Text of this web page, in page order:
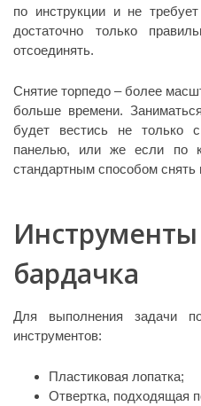
по инструкции и не
достаточно только
отсоединять.
Снятие торпедо – более
больше времени.
будет вестись не
панелью, или же если по
стандартным способом снять
бардачка
Для выполнения задачи
инструментов:
Пластиковая лопатка;
Отвертка, подходящая